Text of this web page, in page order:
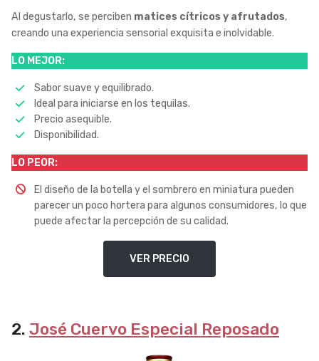
Al degustarlo, se perciben matices cítricos y afrutados,
creando una experiencia sensorial exquisita e inolvidable.
LO MEJOR:
Sabor suave y equilibrado.
Ideal para iniciarse en los tequilas.
Precio asequible.
Disponibilidad.
LO PEOR:
El diseño de la botella y el sombrero en miniatura pueden
parecer un poco hortera para algunos consumidores, lo que
puede afectar la percepción de su calidad.
VER PRECIO
2. José Cuervo Especial Reposado